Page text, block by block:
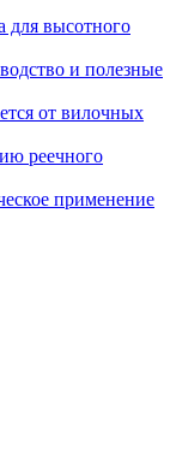
для высотного
и полезные
от вилочных
реечного
применение